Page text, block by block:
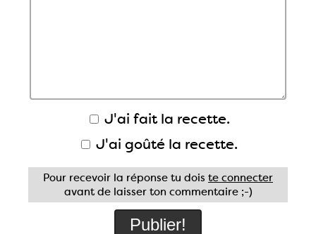
J'ai fait la recette.
J'ai goûté la recette.
Pour recevoir la réponse tu dois te connecter
avant de laisser ton commentaire ;-)